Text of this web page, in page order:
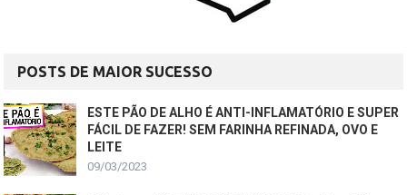
POSTS DE MAIOR SUCESSO
ESTE PÃO DE ALHO É ANTI-INFLAMATÓRIO E SUPER
FÁCIL DE FAZER! SEM FARINHA REFINADA, OVO E
LEITE
09/03/2023